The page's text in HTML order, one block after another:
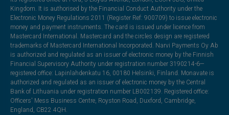
Kingdom. It is authorised by the Financial Conduct Authority under the
Electronic Money Regulations 2011 (Register Ref: 900709) to issue electronic
money and payment instruments. The card is issued under licence from
Mastercard International. Mastercard and the circles design are registered
trademarks of Mastercard International Incorporated. Narvi Payments Oy Ab
is authorized and regulated as an issuer of electronic money by the Finnish
Financial Supervisory Authority under registration number 3190214-6—
registered office: Lapinlahdenkatu 16, 00180 Helsinki, Finland. Monavate is
authorized and regulated as an issuer of electronic money by the Central
Bank of Lithuania under registration number LB002139. Registered office:
Officers' Mess Business Centre, Royston Road, Duxford, Cambridge,
England, CB22 4QH.